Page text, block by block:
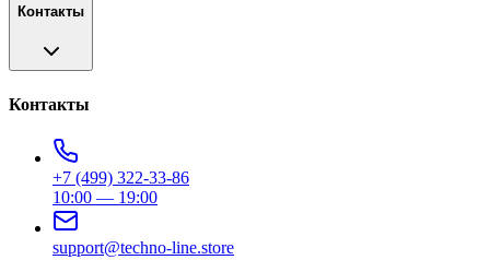
Контакты
Контакты
+7 (499) 322-33-86
10:00 — 19:00
support@techno-line.store